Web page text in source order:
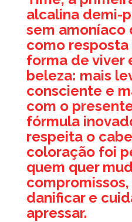
alcalina demi-
sem amoníaco
como resposta
forma de viver
beleza: mais
consciente e
com o
fórmula
respeita o
coloração foi
quem quer
danificar e
apressar.